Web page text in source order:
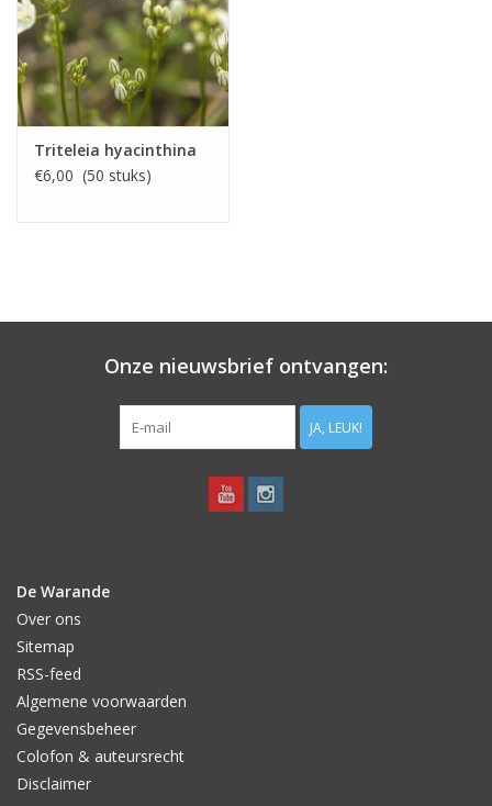
Triteleia hyacinthina
€6,00 (50 stuks)
Onze nieuwsbrief ontvangen:
JA, LEUK!
De Warande
Over ons
Sitemap
RSS-feed
Algemene voorwaarden
Gegevensbeheer
Colofon & auteursrecht
Disclaimer